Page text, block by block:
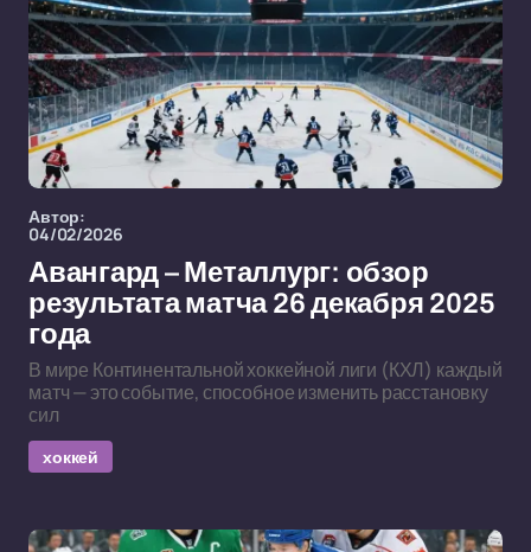
Автор:
04/02/2026
Авангард – Металлург: обзор
результата матча 26 декабря 2025
года
В мире Континентальной хоккейной лиги (КХЛ) каждый
матч — это событие, способное изменить расстановку
сил
хоккей